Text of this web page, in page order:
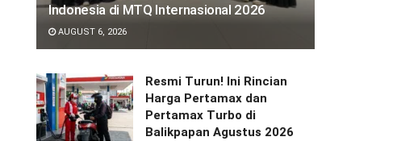
Indonesia di MTQ Internasional 2026
AUGUST 6, 2026
Resmi Turun! Ini Rincian
Harga Pertamax dan
Pertamax Turbo di
Balikpapan Agustus 2026